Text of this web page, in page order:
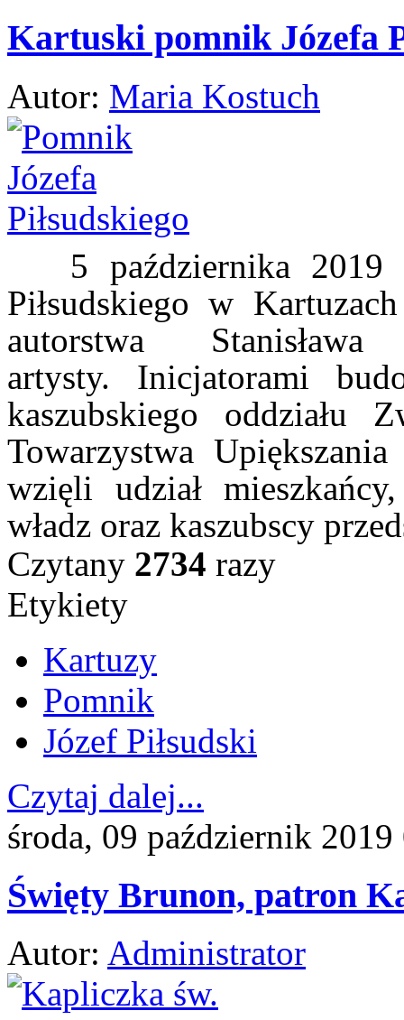
Kartuski pomnik Józefa
Autor: Maria Kostuch
5 października 2019
Piłsudskiego w
autorstwa Stanisława
artysty. Inicjatorami
kaszubskiego oddziału
Towarzystwa
wzięli udział
władz oraz kaszubscy
Czytany 2734 razy
Etykiety
Kartuzy
Pomnik
Józef Piłsudski
Czytaj dalej...
środa, 09 październik 2019
Święty Brunon, patron
Autor: Administrator